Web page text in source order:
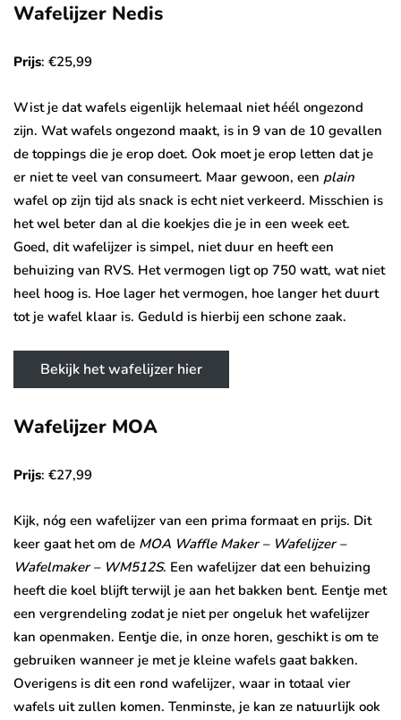
Wafelijzer Nedis
Prijs: €25,99
Wist je dat wafels eigenlijk helemaal niet héél ongezond
zijn. Wat wafels ongezond maakt, is in 9 van de 10 gevallen
de toppings die je erop doet. Ook moet je erop letten dat je
er niet te veel van consumeert. Maar gewoon, een plain
wafel op zijn tijd als snack is echt niet verkeerd. Misschien is
het wel beter dan al die koekjes die je in een week eet.
Goed, dit wafelijzer is simpel, niet duur en heeft een
behuizing van RVS. Het vermogen ligt op 750 watt, wat niet
heel hoog is. Hoe lager het vermogen, hoe langer het duurt
tot je wafel klaar is. Geduld is hierbij een schone zaak.
Bekijk het wafelijzer hier
Wafelijzer MOA
Prijs: €27,99
Kijk, nóg een wafelijzer van een prima formaat en prijs. Dit
keer gaat het om de MOA Waffle Maker – Wafelijzer –
Wafelmaker – WM512S. Een wafelijzer dat een behuizing
heeft die koel blijft terwijl je aan het bakken bent. Eentje met
een vergrendeling zodat je niet per ongeluk het wafelijzer
kan openmaken. Eentje die, in onze horen, geschikt is om te
gebruiken wanneer je met je kleine wafels gaat bakken.
Overigens is dit een rond wafelijzer, waar in totaal vier
wafels uit zullen komen. Tenminste, je kan ze natuurlijk ook